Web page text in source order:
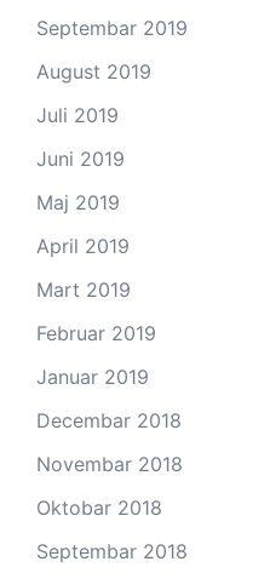
Septembar 2019
August 2019
Juli 2019
Juni 2019
Maj 2019
April 2019
Mart 2019
Februar 2019
Januar 2019
Decembar 2018
Novembar 2018
Oktobar 2018
Septembar 2018